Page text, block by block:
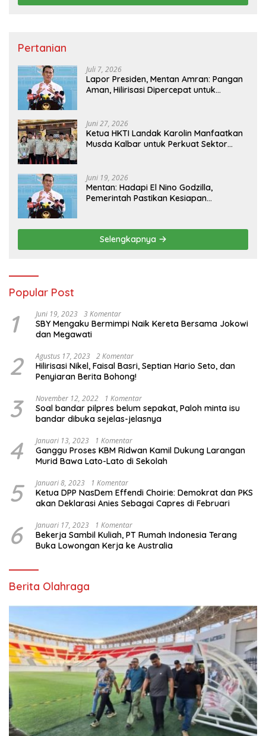
Pertanian
Juli 7, 2026
Lapor Presiden, Mentan Amran: Pangan
Aman, Hilirisasi Dipercepat untuk
Juni 27, 2026
Ketua HKTI Landak Karolin Manfaatkan
Musda Kalbar untuk Perkuat Sektor
Juni 19, 2026
Mentan: Hadapi El Nino Godzilla,
Pemerintah Pastikan Kesiapan
Selengkapnya
Popular Post
1 Juni 19, 2023 3 Komentar
SBY Mengaku Bermimpi Naik Kereta Bersama Jokowi
dan Megawati
2 Agustus 17, 2023 2 Komentar
Hilirisasi Nikel, Faisal Basri, Septian Hario Seto, dan
Penyiaran Berita Bohong!
3 November 12, 2022 1 Komentar
Soal bandar pilpres belum sepakat, Paloh minta isu
bandar dibuka sejelas-jelasnya
4 Januari 13, 2023 1 Komentar
Ganggu Proses KBM Ridwan Kamil Dukung Larangan
Murid Bawa Lato-Lato di Sekolah
5 Januari 8, 2023 1 Komentar
Ketua DPP NasDem Effendi Choirie: Demokrat dan PKS
akan Deklarasi Anies Sebagai Capres di Februari
6 Januari 17, 2023 1 Komentar
Bekerja Sambil Kuliah, PT Rumah Indonesia Terang
Buka Lowongan Kerja ke Australia
Berita Olahraga